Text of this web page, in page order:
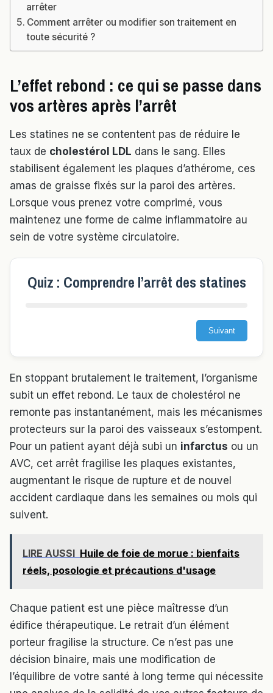
arrêter
Comment arrêter ou modifier son traitement en
toute sécurité ?
L’effet rebond : ce qui se passe dans
vos artères après l’arrêt
Les statines ne se contentent pas de réduire le
taux de cholestérol LDL dans le sang. Elles
stabilisent également les plaques d’athérome, ces
amas de graisse fixés sur la paroi des artères.
Lorsque vous prenez votre comprimé, vous
maintenez une forme de calme inflammatoire au
sein de votre système circulatoire.
Quiz : Comprendre l’arrêt des statines
Suivant
En stoppant brutalement le traitement, l’organisme
subit un effet rebond. Le taux de cholestérol ne
remonte pas instantanément, mais les mécanismes
protecteurs sur la paroi des vaisseaux s’estompent.
Pour un patient ayant déjà subi un infarctus ou un
AVC, cet arrêt fragilise les plaques existantes,
augmentant le risque de rupture et de nouvel
accident cardiaque dans les semaines ou mois qui
suivent.
LIRE AUSSI Huile de foie de morue : bienfaits
réels, posologie et précautions d'usage
Chaque patient est une pièce maîtresse d’un
édifice thérapeutique. Le retrait d’un élément
porteur fragilise la structure. Ce n’est pas une
décision binaire, mais une modification de
l’équilibre de votre santé à long terme qui nécessite